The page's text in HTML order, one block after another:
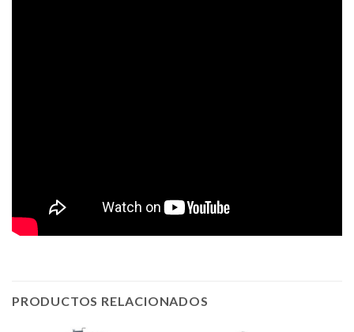
PRODUCTOS RELACIONADOS